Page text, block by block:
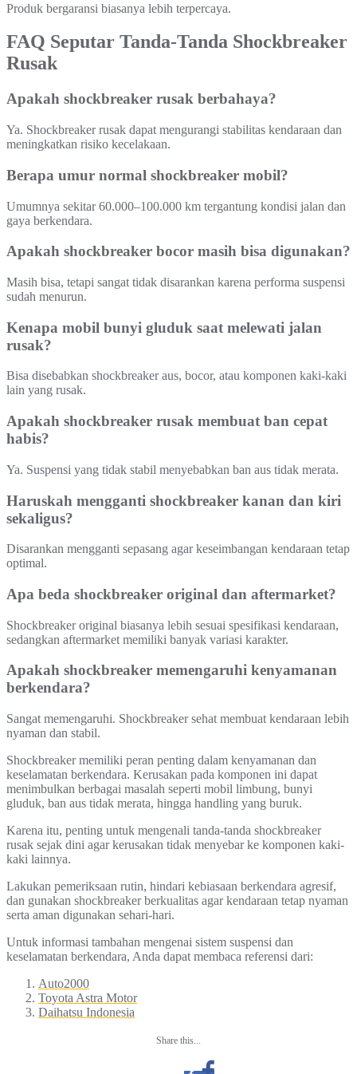
Produk bergaransi biasanya lebih terpercaya.
FAQ Seputar Tanda-Tanda Shockbreaker
Rusak
Apakah shockbreaker rusak berbahaya?
Ya. Shockbreaker rusak dapat mengurangi stabilitas kendaraan dan
meningkatkan risiko kecelakaan.
Berapa umur normal shockbreaker mobil?
Umumnya sekitar 60.000–100.000 km tergantung kondisi jalan dan
gaya berkendara.
Apakah shockbreaker bocor masih bisa digunakan?
Masih bisa, tetapi sangat tidak disarankan karena performa suspensi
sudah menurun.
Kenapa mobil bunyi gluduk saat melewati jalan
rusak?
Bisa disebabkan shockbreaker aus, bocor, atau komponen kaki-kaki
lain yang rusak.
Apakah shockbreaker rusak membuat ban cepat
habis?
Ya. Suspensi yang tidak stabil menyebabkan ban aus tidak merata.
Haruskah mengganti shockbreaker kanan dan kiri
sekaligus?
Disarankan mengganti sepasang agar keseimbangan kendaraan tetap
optimal.
Apa beda shockbreaker original dan aftermarket?
Shockbreaker original biasanya lebih sesuai spesifikasi kendaraan,
sedangkan aftermarket memiliki banyak variasi karakter.
Apakah shockbreaker memengaruhi kenyamanan
berkendara?
Sangat memengaruhi. Shockbreaker sehat membuat kendaraan lebih
nyaman dan stabil.
Shockbreaker memiliki peran penting dalam kenyamanan dan
keselamatan berkendara. Kerusakan pada komponen ini dapat
menimbulkan berbagai masalah seperti mobil limbung, bunyi
gluduk, ban aus tidak merata, hingga handling yang buruk.
Karena itu, penting untuk mengenali tanda-tanda shockbreaker
rusak sejak dini agar kerusakan tidak menyebar ke komponen kaki-
kaki lainnya.
Lakukan pemeriksaan rutin, hindari kebiasaan berkendara agresif,
dan gunakan shockbreaker berkualitas agar kendaraan tetap nyaman
serta aman digunakan sehari-hari.
Untuk informasi tambahan mengenai sistem suspensi dan
keselamatan berkendara, Anda dapat membaca referensi dari:
Auto2000
Toyota Astra Motor
Daihatsu Indonesia
Share this...